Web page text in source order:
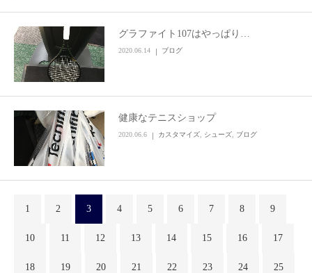
グラファイト107はやっぱり…
2020.06.14 ブログ
健康なテニスショップ
2020.06.6 カスタマイズ シューズ ブログ
1 2 3 4 5 6 7 8 9
10 11 12 13 14 15 16 17
18 19 20 21 22 23 24 25